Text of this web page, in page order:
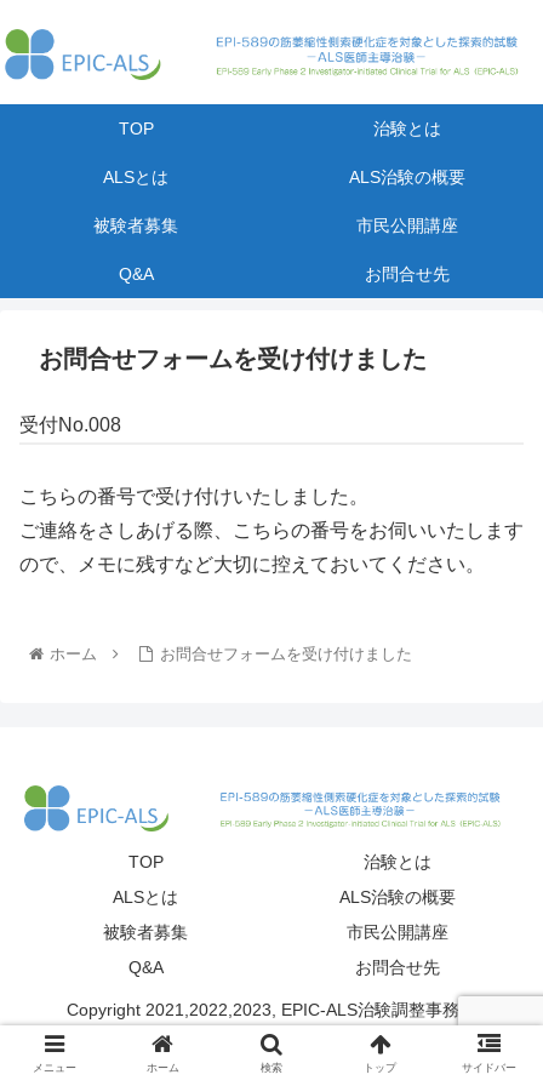
TOP 治験とは
ALSとは ALS治験の概要
被験者募集 市民公開講座
Q&A お問合せ先
お問合せフォームを受け付けました
受付No.008
こちらの番号で受け付けいたしました。
ご連絡をさしあげる際、こちらの番号をお伺いいたします
ので、メモに残すなど大切に控えておいてください。
ホーム お問合せフォームを受け付けました
TOP
治験とは
ALSとは
ALS治験の概要
被験者募集
市民公開講座
Q&A
お問合せ先
Copyright 2021,2022,2023, EPIC-ALS治験調整事務局
メニュー ホーム 検索 トップ サイドバー